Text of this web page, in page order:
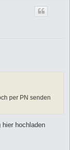
per PN senden
hochladen